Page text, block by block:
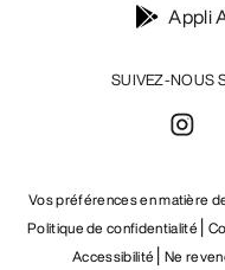
SUIVEZ-NOUS
Appli
Vos préférences en matière
Politique de confidentialité
Accessibilité Ne